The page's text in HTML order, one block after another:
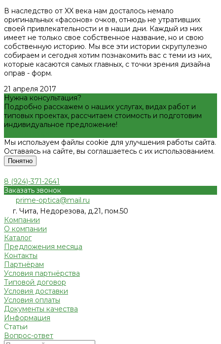
В наследство от XX века нам досталось немало
оригинальных «фасонов» очков, отнюдь не утративших
своей привлекательности и в наши дни. Каждый из них
имеет не только свое собственное название, но и свою
собственную историю. Мы все эти истории скрупулезно
собираем и сегодня хотим познакомить вас с теми из них,
которые касаются самых главных, с точки зрения дизайна
оправ - форм.
21 апреля 2017
Нужна консультация?
Подробно расскажем о наших услугах, видах работ и
типовых проектах, рассчитаем стоимость и подготовим
индивидуальное предложение!
Мы используем файлы cookie для улучшения работы сайта.
Оставаясь на сайте, вы соглашаетесь с их использованием.
Понятно
8 (924)-371-2641
Заказать звонок
prime-optica@mail.ru
г. Чита, Недорезова, д.21, пом.50
Компании
О компании
Каталог
Предложения месяца
Контакты
Партнёрам
Условия партнёрства
Типовой договор
Условия доставки
Условия оплаты
Документы качества
Информация
Статьи
Вопрос-ответ